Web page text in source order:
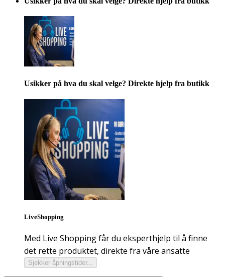
Usikker på hva du skal velge? Direkte hjelp fra butikk
LiveShopping
Med Live Shopping får du eksperthjelp til å finne
det rette produktet, direkte fra våre ansatte
Sjekker åpningstider...